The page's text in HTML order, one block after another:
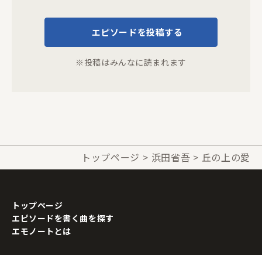
エピソードを投稿する
※投稿はみんなに読まれます
トップページ 浜田省吾 丘の上の愛
トップページ
エピソードを書く曲を探す
エモノートとは